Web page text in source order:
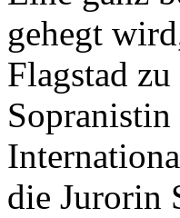
gehegt
Flagstad
die Jurorin